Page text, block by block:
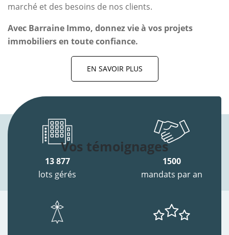
marché et des besoins de nos clients.
Avec Barraine Immo, donnez vie à vos projets
immobiliers en toute confiance.
EN SAVOIR PLUS
Vos témoignages
13 877
lots gérés
1500
mandats par an